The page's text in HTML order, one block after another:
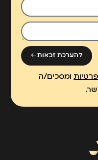
ומסכים/ה
להערכת זכאות ←